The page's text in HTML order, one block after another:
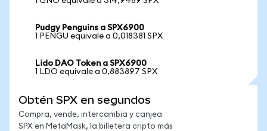
Pudgy Penguins a SPX6900
1 PENGU equivale a 0,018381 SPX
Lido DAO Token a SPX6900
1 LDO equivale a 0,883897 SPX
Obtén SPX en segundos
Compra, vende, intercambia y canjea
SPX en MetaMask, la billetera cripto más